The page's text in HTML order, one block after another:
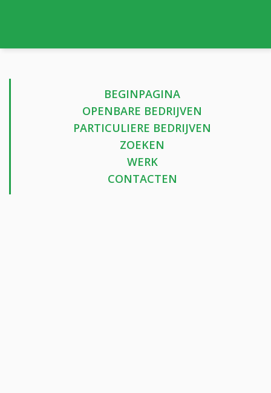
BEGINPAGINA
OPENBARE BEDRIJVEN
PARTICULIERE BEDRIJVEN
ZOEKEN
WERK
CONTACTEN